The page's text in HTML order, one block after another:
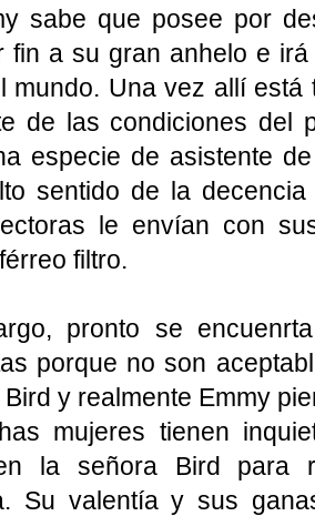
sabe que posee por
fin a su gran anhelo e
mundo. Una vez allí
de las condiciones del
especie de asistente
sentido de la
le envían con
filtro.
pronto se
porque no son
Bird y realmente Emmy
mujeres tienen
la señora Bird para
Su valentía y sus